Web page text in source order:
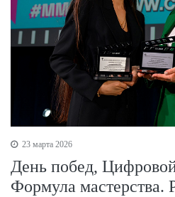
23 марта 2026
День побед,
Формула мастерства.